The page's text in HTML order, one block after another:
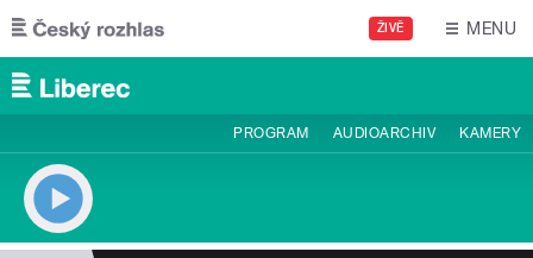
Přejít k hlavnímu obsahu
ŽIVĚ MENU
PROGRAM AUDIOARCHIV KAMERY